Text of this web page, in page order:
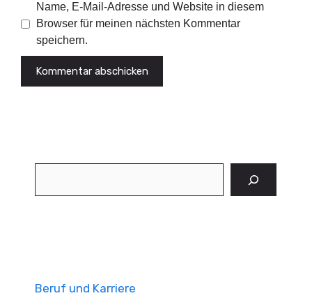
Name, E-Mail-Adresse und Website in diesem
Browser für meinen nächsten Kommentar
speichern.
Beruf und Karriere